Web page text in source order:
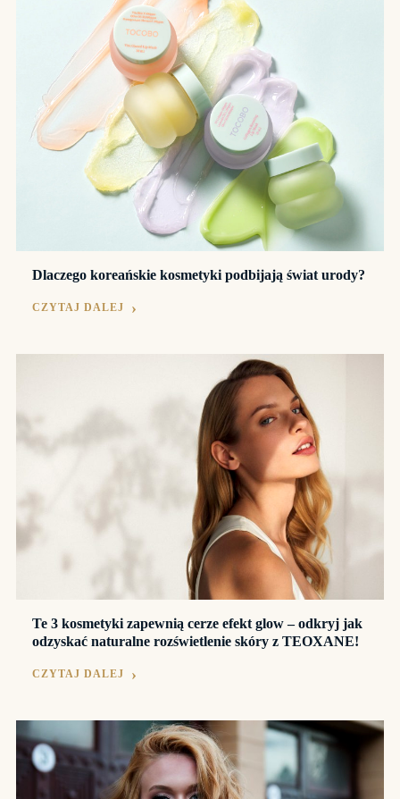
Dlaczego koreańskie kosmetyki podbijają świat urody?
CZYTAJ DALEJ
Te 3 kosmetyki zapewnią cerze efekt glow – odkryj jak
odzyskać naturalne rozświetlenie skóry z TEOXANE!
CZYTAJ DALEJ